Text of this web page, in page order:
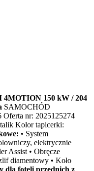
4MOTION 150 kW / 204
SAMOCHÓD
nr: 2025125274
Kolor tapicerki:
• System
elektrycznie
Assist • Obręcze
diamentowy • Koło
dla foteli przednich z